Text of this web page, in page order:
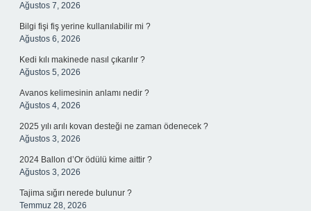
Ağustos 7, 2026
Bilgi fişi fiş yerine kullanılabilir mi ?
Ağustos 6, 2026
Kedi kılı makinede nasıl çıkarılır ?
Ağustos 5, 2026
Avanos kelimesinin anlamı nedir ?
Ağustos 4, 2026
2025 yılı arılı kovan desteği ne zaman ödenecek ?
Ağustos 3, 2026
2024 Ballon d’Or ödülü kime aittir ?
Ağustos 3, 2026
Tajima sığırı nerede bulunur ?
Temmuz 28, 2026